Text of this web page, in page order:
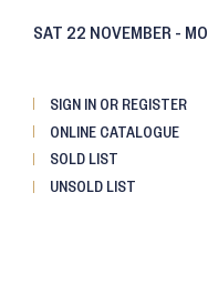
SAT 22 NOVEMBER -
SIGN IN OR REGISTER
ONLINE CATALOGUE
SOLD LIST
UNSOLD LIST